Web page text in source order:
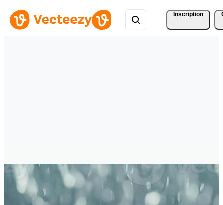
Inscription